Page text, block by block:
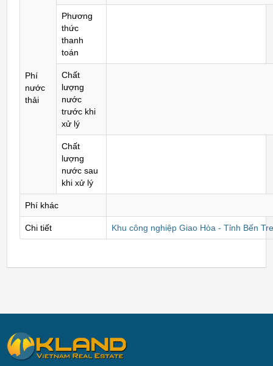
Phí
nước
thải
Phương
thức
thanh
toán
Chất
lượng
nước
trước khi
xử lý
Chất
lượng
nước sau
khi xử lý
Phí khác
Chi tiết Khu công nghiệp Giao Hòa - Tỉnh Bến